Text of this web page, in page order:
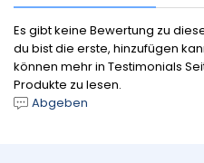
Es gibt keine Bewertung zu
du bist die erste, hinzufügen
können mehr in Testimonials
Produkte zu lesen.
Abgeben